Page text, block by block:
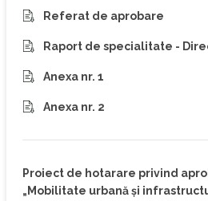
Referat de aprobare
Raport de specialitate -
Anexa nr. 1
Anexa nr. 2
Proiect de hotarare privind
„Mobilitate urbană și